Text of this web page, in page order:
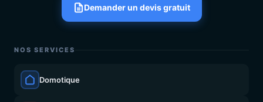
Demander un devis gratuit
NOS SERVICES
Domotique